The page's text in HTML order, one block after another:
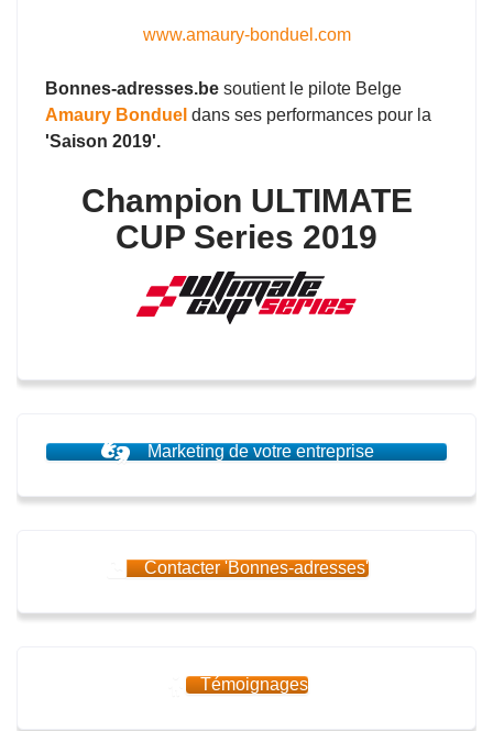
www.amaury-bonduel.com
Bonnes-adresses.be soutient le pilote Belge
Amaury Bonduel dans ses performances pour la
'Saison 2019'.
Champion ULTIMATE
CUP Series 2019
Marketing de votre entreprise
Contacter 'Bonnes-adresses'
Témoignages